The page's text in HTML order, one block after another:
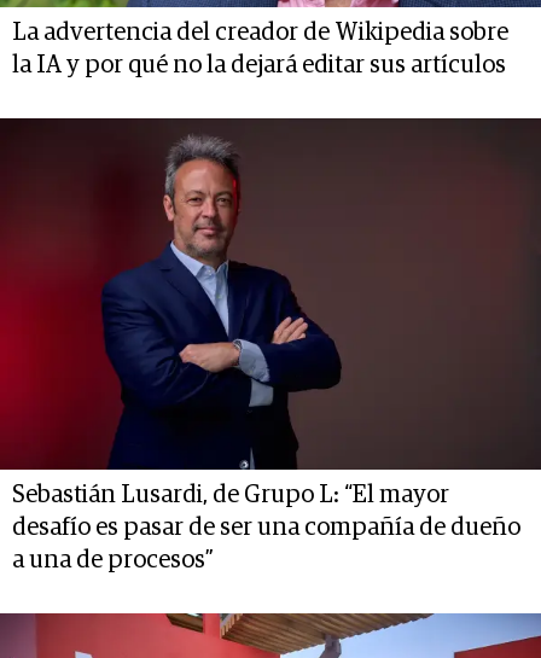
La advertencia del creador de Wikipedia sobre
la IA y por qué no la dejará editar sus artículos
Sebastián Lusardi, de Grupo L: “El mayor
desafío es pasar de ser una compañía de dueño
a una de procesos”